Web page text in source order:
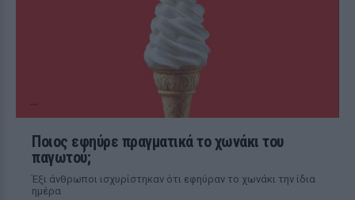
Ποιος εφηύρε πραγματικά το χωνάκι του
παγωτού;
Έξι άνθρωποι ισχυρίστηκαν ότι εφηύραν το χωνάκι την ίδια
ημέρα